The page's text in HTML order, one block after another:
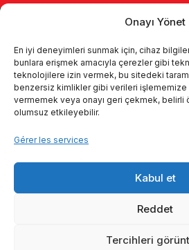
Onayı Yönet
En iyi deneyimleri sunmak için, cihaz
bunlara erişmek amacıyla çerezler gibi
teknolojilere izin vermek, bu sitedeki
benzersiz kimlikler gibi verileri işlememize
vermemek veya onayı geri çekmek, belirli
olumsuz etkileyebilir.
Gérer les services
Kabul et
Reddet
Tercihleri
Page d’accueil
À
Kalite politikamız
© 2026 Enka